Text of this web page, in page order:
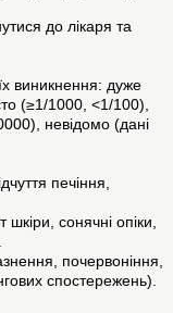
до лікаря та
виникнення: дуже
(≥1/1000, <1/100),
невідомо (дані
печіння,
сонячні опіки,
почервоніння,
спостережень).